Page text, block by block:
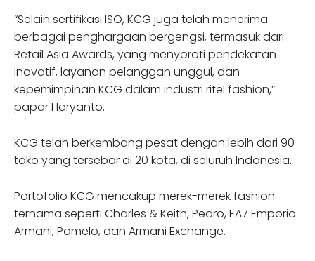
“Selain sertifikasi ISO, KCG juga telah menerima
berbagai penghargaan bergengsi, termasuk dari
Retail Asia Awards, yang menyoroti pendekatan
inovatif, layanan pelanggan unggul, dan
kepemimpinan KCG dalam industri ritel fashion,”
papar Haryanto.
KCG telah berkembang pesat dengan lebih dari 90
toko yang tersebar di 20 kota, di seluruh Indonesia.
Portofolio KCG mencakup merek-merek fashion
ternama seperti Charles & Keith, Pedro, EA7 Emporio
Armani, Pomelo, dan Armani Exchange.